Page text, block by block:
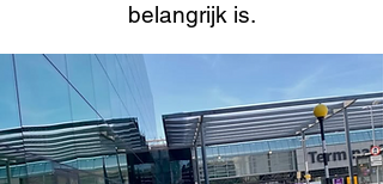
belangrijk is.